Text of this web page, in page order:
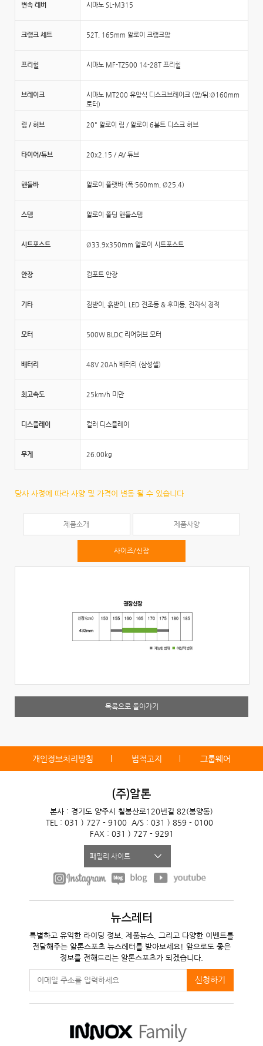
변속 레버 시마노 SL-M315
크랭크 세트 52T, 165mm 알로이 크랭크암
프리휠 시마노 MF-TZ500 14-28T 프리휠
브레이크
시마노 MT200 유압식 디스크브레이크 (앞/뒤:Ø160mm
로터)
림 / 허브 20" 알로이 림 / 알로이 6볼트 디스크 허브
타이어/튜브 20x2.15 / AV 튜브
핸들바 알로이 플랫바 (폭:560mm, Ø25.4)
스템 알로이 폴딩 핸들스템
시트포스트 Ø33.9x350mm 알로이 시트포스트
안장 컴포트 안장
기타 짐받이, 흙받이, LED 전조등 & 후미등, 전자식 경적
모터 500W BLDC 리어허브 모터
배터리 48V 20Ah 배터리 (삼성셀)
최고속도 25km/h 미만
디스플레이 컬러 디스플레이
무게 26.00kg
당사 사정에 따라 사양 및 가격이 변동 될 수 있습니다
제품소개 제품사양
사이즈/신장
목록으로 돌아가기
개인정보처리방침 법적고지 그룹웨어
(주)알톤
본사 : 경기도 양주시 칠봉산로120번길 82(봉양동)
TEL : 031 ) 727 - 9100
A/S : 031 ) 859 - 0100
FAX : 031 ) 727 - 9291
패밀리 사이트
뉴스레터
특별하고 유익한 라이딩 정보, 제품뉴스, 그리고 다양한 이벤트를
전달해주는 알톤스포츠 뉴스레터를 받아보세요! 앞으로도 좋은
정보를 전해드리는 알톤스포츠가 되겠습니다.
신청하기